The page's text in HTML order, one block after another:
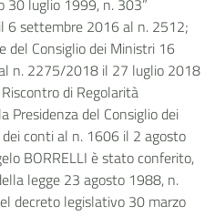
30 luglio 1999, n. 303”
6 settembre 2016 al n. 2512;
del Consiglio dei Ministri 16
n. 2275/2018 il 27 luglio 2018
di Regolarità
del Consiglio dei
conti al n. 1606 il 2 agosto
BORRELLI è stato conferito,
legge 23 agosto 1988, n.
decreto legislativo 30 marzo